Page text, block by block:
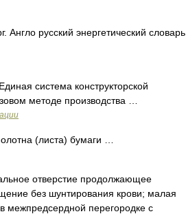
русский энергетический словарь.
система конструкторской
методе производства …
(листа) бумаги …
отверстие продолжающее
без шунтирования крови; малая
межпредсердной перегородке с